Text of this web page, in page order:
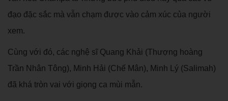
đạo đặc sắc mà vẫn chạm được vào cảm xúc của người
xem.
Cùng với đó, các nghệ sĩ Quang Khải (Thượng hoàng
Trần Nhân Tông), Minh Hải (Chế Mân), Minh Lý (Salimah)
đã khá tròn vai với giọng ca mùi mẫn.